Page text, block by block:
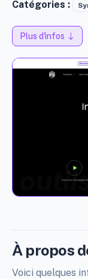
Catégories :
Plus d'infos
À propos
Voici quelques